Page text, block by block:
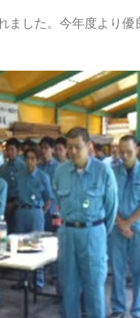
ました。今年度より優